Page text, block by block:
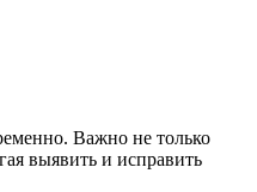
Важно не только
выявить и исправить